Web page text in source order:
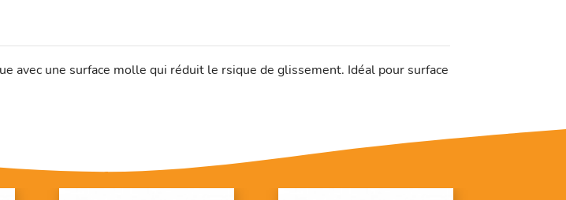
avec une surface molle qui réduit le rsique de glissement. Idéal pour surface